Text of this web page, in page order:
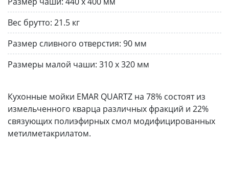
Вес брутто: 21.5 кг
Размер сливного отверстия: 90 мм
Размеры малой чаши: 310 x 320 мм
Кухонные мойки EMAR QUARTZ на 78% состоят из
измельченного кварца различных фракций и 22%
связующих полиэфирных смол модифицированных
метилметакрилатом.